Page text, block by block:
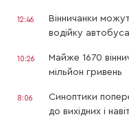
12:46
Вінничанки
водійку
10:26
Майже 1670
мільйон гривень
8:06
Синоптики
до вихідних і